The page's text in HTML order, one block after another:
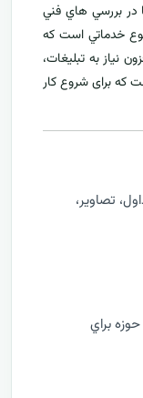
در بررسي هاي فني
خدماتي است که
نياز به تبليغات،
که برای شروع کار
تصاوير،
براي